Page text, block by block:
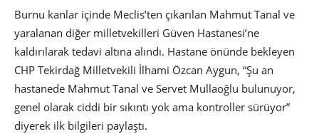
Burnu kanlar içinde Meclis’ten çıkarılan Mahmut Tanal ve
yaralanan diğer milletvekilleri Güven Hastanesi’ne
kaldırılarak tedavi altına alındı. Hastane önünde bekleyen
CHP Tekirdağ Milletvekili İlhami Özcan Aygun, “Şu an
hastanede Mahmut Tanal ve Servet Mullaoğlu bulunuyor,
genel olarak ciddi bir sıkıntı yok ama kontroller sürüyor”
diyerek ilk bilgileri paylaştı.